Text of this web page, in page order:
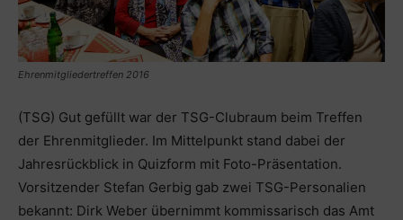
Ehrenmitgliedertreffen 2016
(TSG) Gut gefüllt war der TSG-Clubraum beim Treffen
der Ehrenmitglieder. Im Mittelpunkt stand dabei der
Jahresrückblick in Quizform mit Foto-Präsentation.
Vorsitzender Stefan Gerbig gab zwei TSG-Personalien
bekannt: Dirk Weber übernimmt kommissarisch das Amt